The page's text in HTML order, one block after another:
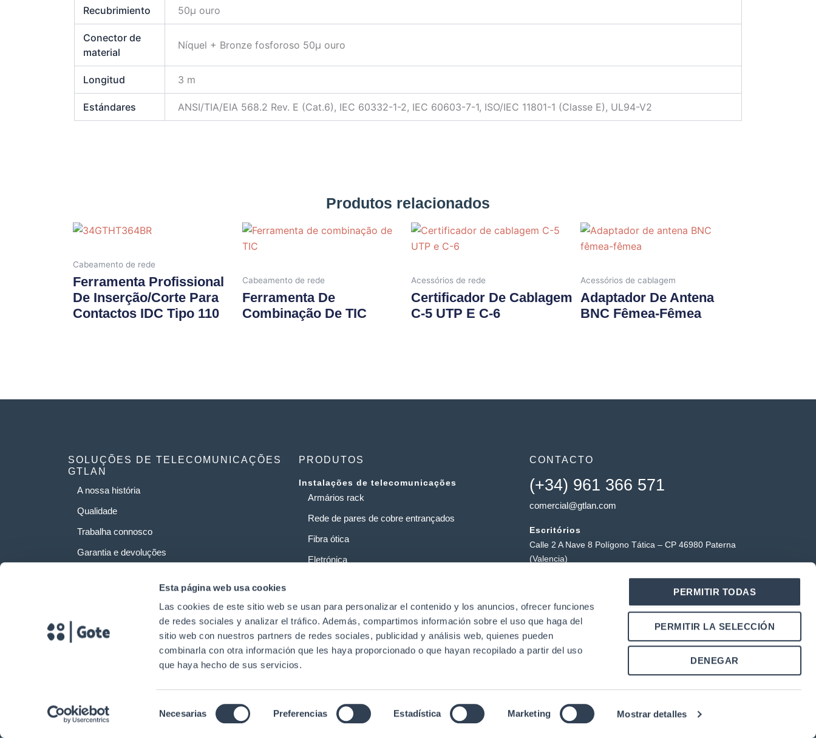
Esta página web usa cookies
Las cookies de este sitio web se usan para personalizar el contenido y los anuncios, ofrecer funciones
de redes sociales y analizar el tráfico. Además, compartimos información sobre el uso que haga del
sitio web con nuestros partners de redes sociales, publicidad y análisis web, quienes pueden
combinarla con otra información que les haya proporcionado o que hayan recopilado a partir del uso
que haya hecho de sus servicios.
de
Necesarias Preferencias Estadística Marketing Mostrar detalles
PERMITIR TODAS
PERMITIR LA SELECCIÓN
DENEGAR
Recubrimiento 50µ ouro
Conector de
material
Níquel + Bronze fosforoso 50µ ouro
Longitud 3 m
Estándares ANSI/TIA/EIA 568.2 Rev. E (Cat.6), IEC 60332-1-2, IEC 60603-7-1, ISO/IEC 11801-1 (Classe E), UL94-V2
Produtos relacionados
Cabeamento de rede
Ferramenta Profissional
De Inserção/corte Para
Contactos IDC Tipo 110
Cabeamento de rede
Ferramenta De
Combinação De TIC
Acessórios de rede
Certificador De Cablagem
C-5 UTP E C-6
Acessórios de cablagem
Adaptador De Antena
BNC Fêmea-Fêmea
SOLUÇÕES DE TELECOMUNICAÇÕES
GTLAN
A nossa história
Qualidade
Trabalha connosco
Garantia e devoluções
PRODUTOS
Instalações de telecomunicações
Armários rack
Rede de pares de cobre entrançados
Fibra ótica
Eletrónica
Centros de dados
CONTACTO
(+34) 961 366 571
comercial@gtlan.com
Escritórios
Calle 2 A Nave 8 Polígono Tática – CP 46980 Paterna
(Valencia)
Polígono Industrial Tática, Carrer Forners, 18, 46980
Paterna (Valência)
Y
o
u
L
n
n
Direitos de autor © 2024. Gtlan Telecommunications Solutions Todos os direitos reservados. Aviso legal | Política de privacidade de dados Política de cookies | Condições de utilização